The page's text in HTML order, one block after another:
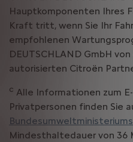
Hauptkomponenten Ihres
Kraft tritt, wenn Sie Ihr
empfohlenen
DEUTSCHLAND GmbH
autorisierten Citroën
c Alle Informationen zum
Privatpersonen finden Sie
Bundesumweltministeriums
Mindesthaltedauer von 36